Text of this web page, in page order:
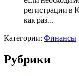
регистрации в
как раз…
Категории: Финансы
Рубрики